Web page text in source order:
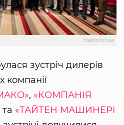
traktorist.ua
зустріч дилерів
компанії
, «КОМПАНІЯ
та «ТАЙТЕН МАШИНЕРІ